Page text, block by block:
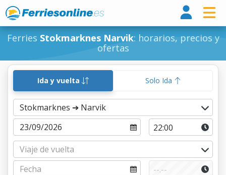
Ferries Stokmarknes Narvik: horarios, precios y
ofertas
Ida y vuelta Solo Ida